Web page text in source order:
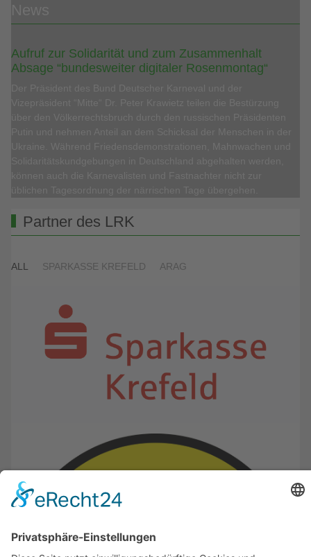
Aufruf zur Solidarität und zum Zusammenhalt
Absage “bundesweiter digitaler Rosenmontag“
Partner des LRK
ALL SPARKASSE KREFELD ARAG